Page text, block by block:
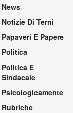
News
Notizie Di Terni
Papaveri E Papere
Politica
Politica E
Sindacale
Psicologicamente
Rubriche